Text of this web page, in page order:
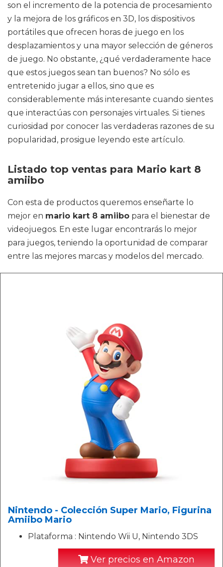
son el incremento de la potencia de procesamiento
y la mejora de los gráficos en 3D, los dispositivos
portátiles que ofrecen horas de juego en los
desplazamientos y una mayor selección de géneros
de juego. No obstante, ¿qué verdaderamente hace
que estos juegos sean tan buenos? No sólo es
entretenido jugar a ellos, sino que es
considerablemente más interesante cuando sientes
que interactúas con personajes virtuales. Si tienes
curiosidad por conocer las verdaderas razones de su
popularidad, prosigue leyendo este artículo.
Listado top ventas para Mario kart 8
amiibo
Con esta de productos queremos enseñarte lo
mejor en mario kart 8 amiibo para el bienestar de
videojuegos. En este lugar encontrarás lo mejor
para juegos, teniendo la oportunidad de comparar
entre las mejores marcas y modelos del mercado.
Nintendo - Colección Super Mario, Figurina
Amiibo Mario
Plataforma : Nintendo Wii U, Nintendo 3DS
Ver precios en Amazon